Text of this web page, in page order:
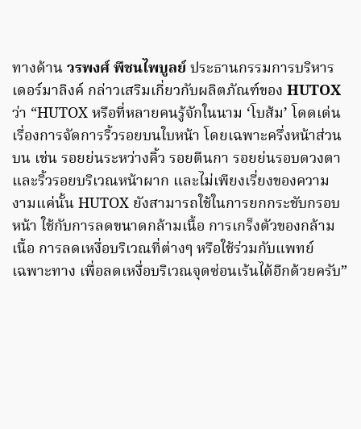
ทางด้านวรพงศ์ พืชนไพบูลย์ประธานกรรมการบริหาร
เดอร์มาลิงค์ กล่าวเสริมเกี่ยวกับผลิตภัณฑ์ของ HUTOX
ว่า “HUTOX หรือที่หลายคนรู้จักในนาม ‘โบส้ม’ โดดเด่น
เรื่องการจัดการริ้วรอยบนใบหน้า โดยเฉพาะครึ่งหน้าส่วน
บน เช่น รอยย่นระหว่างคิ้ว รอยตีนกา รอยย่นรอบดวงตา
และริ้วรอยบริเวณหน้าผาก และไม่เพียงเรี่ยงของความ
งามแค่นั้น HUTOX ยังสามารถใช้ในการยกกระชับกรอบ
หน้า ใช้กับการลดขนาดกล้ามเนื้อ การเกร็งตัวของกล้าม
เนื้อ การลดเหงื่อบริเวณที่ต่างๆ หรือใช้ร่วมกับแพทย์
เฉพาะทาง เพื่อลดเหงื่อบริเวณจุดซ่อนเร้นได้อีกด้วยครับ”